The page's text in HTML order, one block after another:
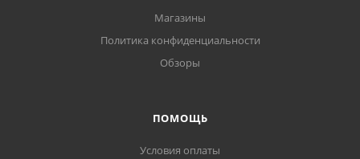
Магазины
Политика конфиденциальности
Обзоры
ПОМОЩЬ
Условия оплаты